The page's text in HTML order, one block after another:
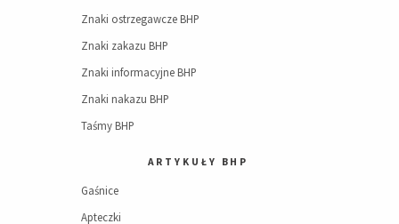
Znaki ostrzegawcze BHP
Znaki zakazu BHP
Znaki informacyjne BHP
Znaki nakazu BHP
Taśmy BHP
ARTYKUŁY BHP
Gaśnice
Apteczki